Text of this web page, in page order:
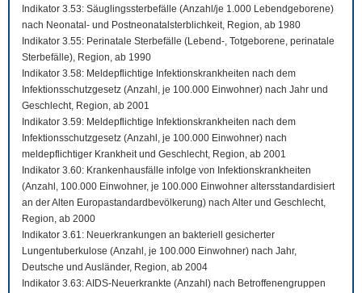
Indikator 3.53: Säuglingssterbefälle (Anzahl/je 1.000 Lebendgeborene)
nach Neonatal- und Postneonatalsterblichkeit, Region, ab 1980
Indikator 3.55: Perinatale Sterbefälle (Lebend-, Totgeborene, perinatale
Sterbefälle), Region, ab 1990
Indikator 3.58: Meldepflichtige Infektionskrankheiten nach dem
Infektionsschutzgesetz (Anzahl, je 100.000 Einwohner) nach Jahr und
Geschlecht, Region, ab 2001
Indikator 3.59: Meldepflichtige Infektionskrankheiten nach dem
Infektionsschutzgesetz (Anzahl, je 100.000 Einwohner) nach
meldepflichtiger Krankheit und Geschlecht, Region, ab 2001
Indikator 3.60: Krankenhausfälle infolge von Infektionskrankheiten
(Anzahl, 100.000 Einwohner, je 100.000 Einwohner altersstandardisiert
an der Alten Europastandardbevölkerung) nach Alter und Geschlecht,
Region, ab 2000
Indikator 3.61: Neuerkrankungen an bakteriell gesicherter
Lungentuberkulose (Anzahl, je 100.000 Einwohner) nach Jahr,
Deutsche und Ausländer, Region, ab 2004
Indikator 3.63: AIDS-Neuerkrankte (Anzahl) nach Betroffenengruppen